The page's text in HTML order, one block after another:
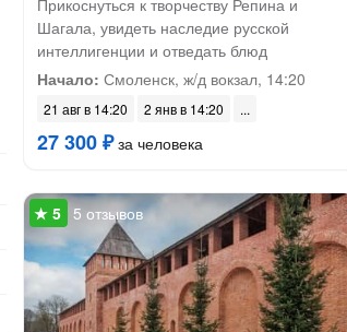
Прикоснуться к творчеству Репина и
Шагала, увидеть наследие русской
интеллигенции и отведать блюд
Начало: Смоленск, ж/д вокзал, 14:20
21 авг в 14:20 2 янв в 14:20
27 300 ₽за человека
5 отзывов